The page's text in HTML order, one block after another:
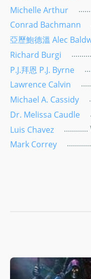
Michelle Arthur
Conrad Bachmann
亞歷鮑德溫 Alec
Richard Burgi
P.J.拜恩 P.J. Byrne
Lawrence Calvin
Michael A. Cassidy
Dr. Melissa Caudle
Luis Chavez
Mark Correy